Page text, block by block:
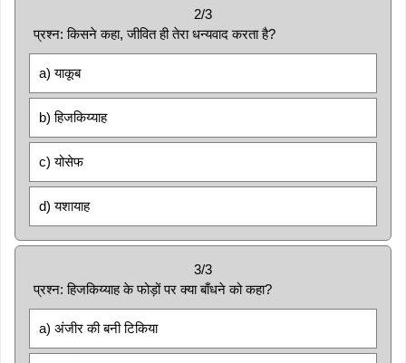
2/3
प्रश्न: किसने कहा, जीवित ही तेरा धन्यवाद करता है?
a) याकूब
b) हिजकिय्याह
c) योसेफ
d) यशायाह
3/3
प्रश्न: हिजकिय्याह के फोड़ों पर क्या बाँधने को कहा?
a) अंजीर की बनी टिकिया